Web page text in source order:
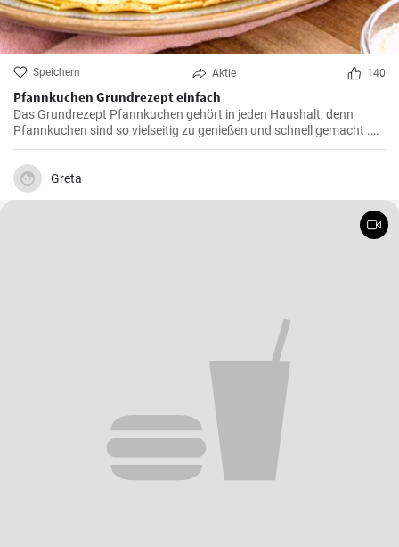
Speichern Aktie 140
Pfannkuchen Grundrezept einfach
Das Grundrezept Pfannkuchen gehört in jeden Haushalt, denn
Pfannkuchen sind so vielseitig zu genießen und schnell gemacht .
Süß oder herzhaft gefüllt sind die Pfannkuchen mit Milch und Eiern
ein Genuß für groß und klein .
Greta